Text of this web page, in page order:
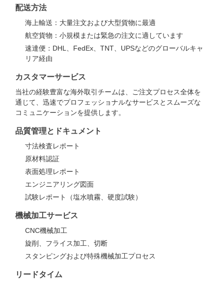
配送方法
海上輸送：大量注文および大型貨物に最適
航空貨物：小規模または緊急の注文に適しています
速達便：DHL、FedEx、TNT、UPSなどのグローバルキャ
リア経由
カスタマーサービス
当社の経験豊富な海外取引チームは、ご注文プロセス全体を
通じて、迅速でプロフェッショナルなサービスとスムーズな
コミュニケーションを提供します。
品質管理とドキュメント
寸法検査レポート
原材料認証
表面処理レポート
エンジニアリング図面
試験レポート（塩水噴霧、硬度試験）
機械加工サービス
CNC機械加工
旋削、フライス加工、切断
スタンピングおよび特殊機械加工プロセス
リードタイム